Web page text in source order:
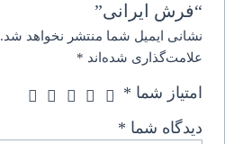
“فرش ایرانی”
نشانی ایمیل شما منتشر نخواهد شد.
علامت‌گذاری شده‌اند *
امتیاز شما *
دیدگاه شما *